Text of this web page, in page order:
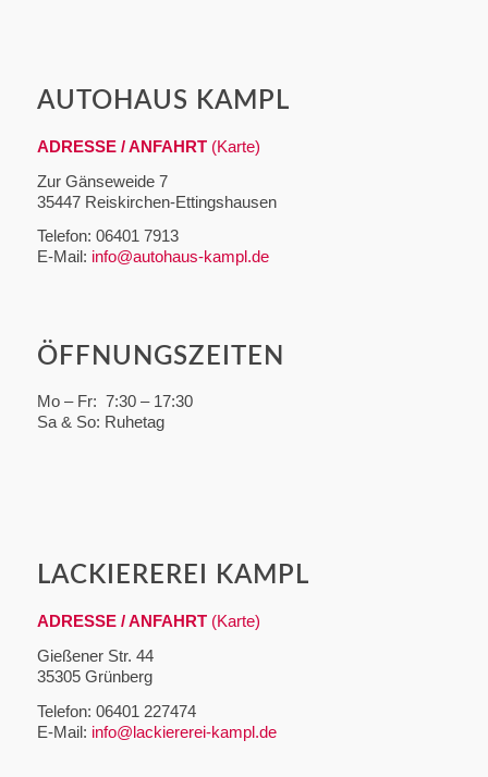
AUTOHAUS KAMPL
ADRESSE / ANFAHRT(Karte)
Zur Gänseweide 7
35447 Reiskirchen-Ettingshausen
Telefon: 06401 7913
E-Mail: info@autohaus-kampl.de
ÖFFNUNGSZEITEN
Mo – Fr: 7:30 – 17:30
Sa & So: Ruhetag
LACKIEREREI KAMPL
ADRESSE / ANFAHRT(Karte)
Gießener Str. 44
35305 Grünberg
Telefon: 06401 227474
E-Mail: info@lackiererei-kampl.de